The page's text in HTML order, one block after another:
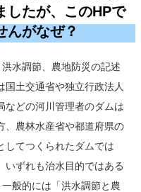
したが、このHPで
んがなぜ？
水調節、農地防災の記述
土交通省や独立行政法人
などの河川管理者のダムは
、農林水産省や都道府県の
してつくられたダムでは
いずれも治水目的ではある
般的には「洪水調節と農